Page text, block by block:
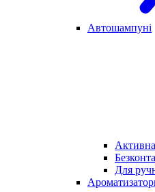
Автошампуні
Для